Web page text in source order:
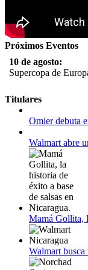
Próximos Eventos
10 de agosto:
Supercopa de
11 al 21 de agosto:
Campeonato
12 de agosto:
Empieza La Liga
Titulares
Omier debuta
Walmart abre
Mamá Gollita,
Walmart